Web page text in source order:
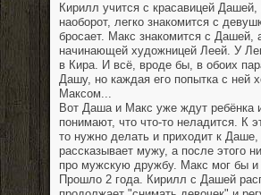
Кирилл учится с красавицей
наоборот, легко знакомится с
бросает. Макс знакомится с Дашей,
начинающей художницей Леей. У
в Кира. И всё, вроде бы, в обоих
Дашу, но каждая его попытка с ней
Максом...
Вот Даша и Макс уже ждут ребёнка
понимают, что что-то неладится. К
то нужно делать и приходит к
рассказывает мужу, а после этого
про мужскую дружбу. Макс мог бы и
Прошло 2 года. Кирилл с Дашей